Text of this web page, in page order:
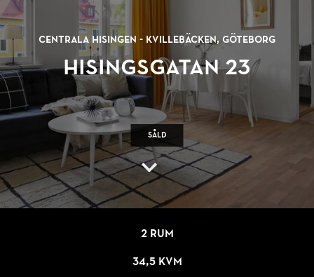
Centrala Hisingen - Kvillebäcken, Göteborg
Hisingsgatan 23
Såld
2 rum
34,5 kvm